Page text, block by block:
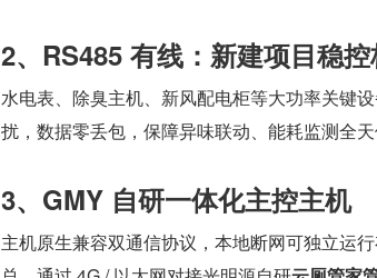
2、RS485 有线：新建项目稳
水电表、除臭主机、新风配电柜等大功率关键
扰，数据零丢包，保障异味联动、能耗监测全天
3、GMY 自研一体化主控主机
主机原生兼容双通信协议，本地断网可独立运